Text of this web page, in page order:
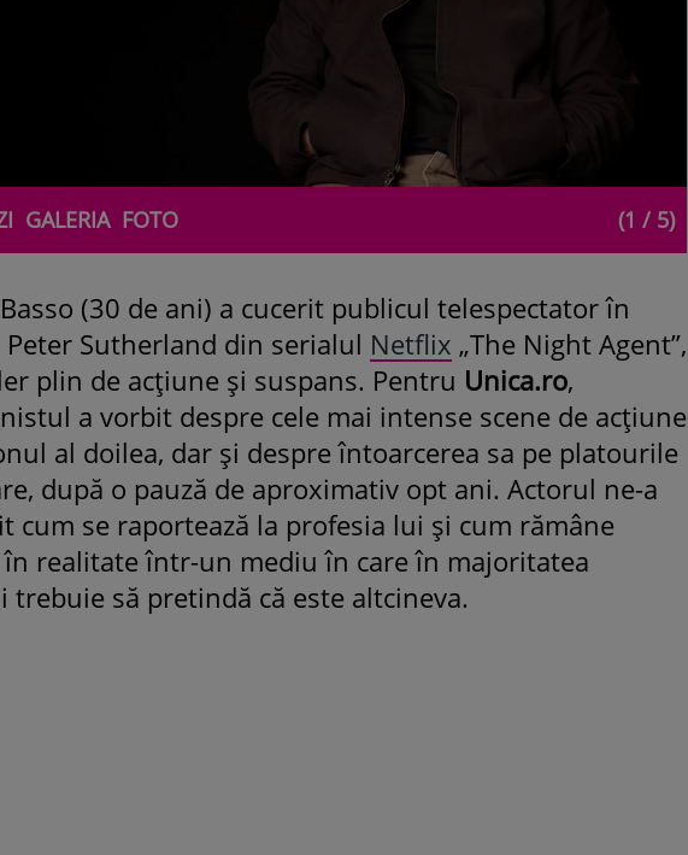
GALERIAFOTO (1 / 5)
(30 de ani) a cucerit publicul telespectator în
Sutherland din serialul Netflix „The Night Agent”,
plin de acțiune și suspans. Pentru Unica.ro,
a vorbit despre cele mai intense scene de acțiune
al doilea, dar și despre întoarcerea sa pe platourile
după o pauză de aproximativ opt ani. Actorul ne-a
cum se raportează la profesia lui și cum rămâne
realitate într-un mediu în care în majoritatea
să pretindă că este altcineva.